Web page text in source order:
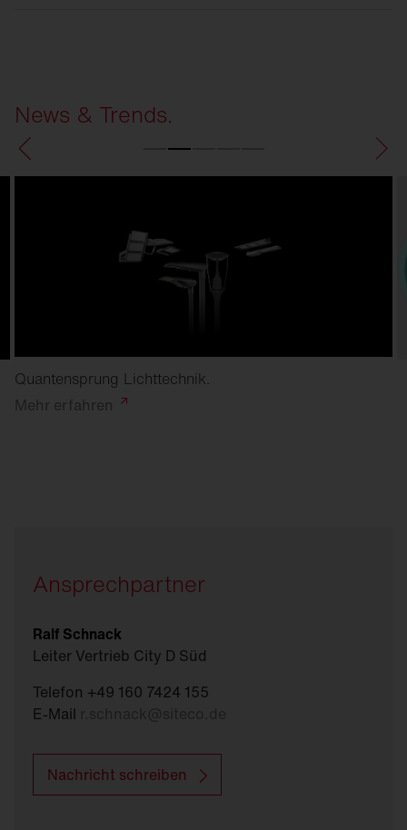
News & Trends.
Quantensprung Lichttechnik.
Mehr erfahren
Ansprechpartner
Ralf Schnack
Leiter Vertrieb City D Süd
Telefon +49 160 7424 155
E-Mail
Nachricht schreiben